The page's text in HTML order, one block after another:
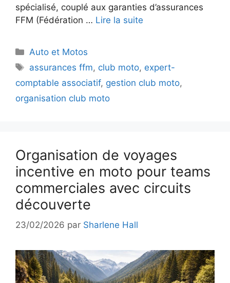
spécialisé, couplé aux garanties d’assurances
FFM (Fédération … Lire la suite
Catégories
Auto et Motos
Étiquettes
assurances ffm, club moto, expert-
comptable associatif, gestion club moto,
organisation club moto
Organisation de voyages
incentive en moto pour teams
commerciales avec circuits
découverte
23/02/2026 par Sharlene Hall